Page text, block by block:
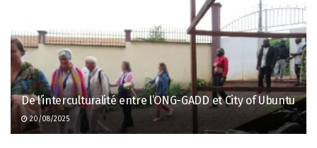
De l’interculturalité entre l’ONG-GADD et City of Ubuntu
20/08/2025